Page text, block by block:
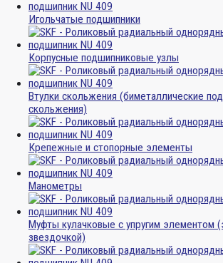
Игольчатые подшипники
Корпусные подшипниковые узлы
Втулки скольжения (биметаллические
скольжения)
Крепежные и стопорные элементы
Манометры
Муфты кулачковые с упругим элементом
звездочкой)